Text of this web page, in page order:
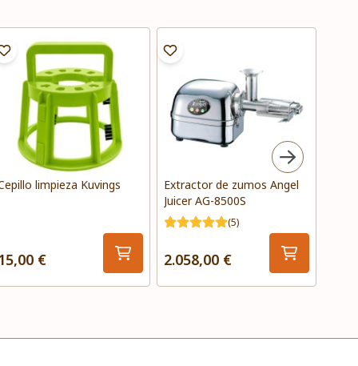
limpieza Kuvings
€
Extractor de zumos Angel
Juicer AG-8500S
(5)
2.058,00 €